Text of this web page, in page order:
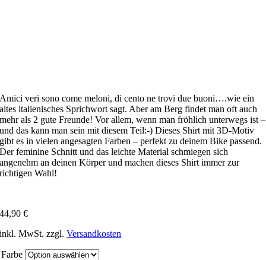
Amici veri sono come meloni, di cento ne trovi due buoni….wie ein
altes italienisches Sprichwort sagt. Aber am Berg findet man oft auch
mehr als 2 gute Freunde! Vor allem, wenn man fröhlich unterwegs ist –
und das kann man sein mit diesem Teil:-) Dieses Shirt mit 3D-Motiv
gibt es in vielen angesagten Farben – perfekt zu deinem Bike passend.
Der feminine Schnitt und das leichte Material schmiegen sich
angenehm an deinen Körper und machen dieses Shirt immer zur
richtigen Wahl!
44,90€
inkl. MwSt. zzgl.Versandkosten
Farbe